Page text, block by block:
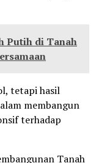
Putih di Tanah
tetapi hasil
membangun
terhadap
Tanah